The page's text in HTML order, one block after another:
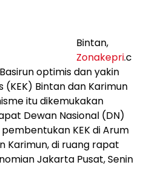
Bintan,
Zonakepri.c
optimis dan yakin
(KEK) Bintan dan Karimun
itu dikemukakan
Dewan Nasional (DN)
KEK di Arum
Karimun, di ruang rapat
Jakarta Pusat, Senin